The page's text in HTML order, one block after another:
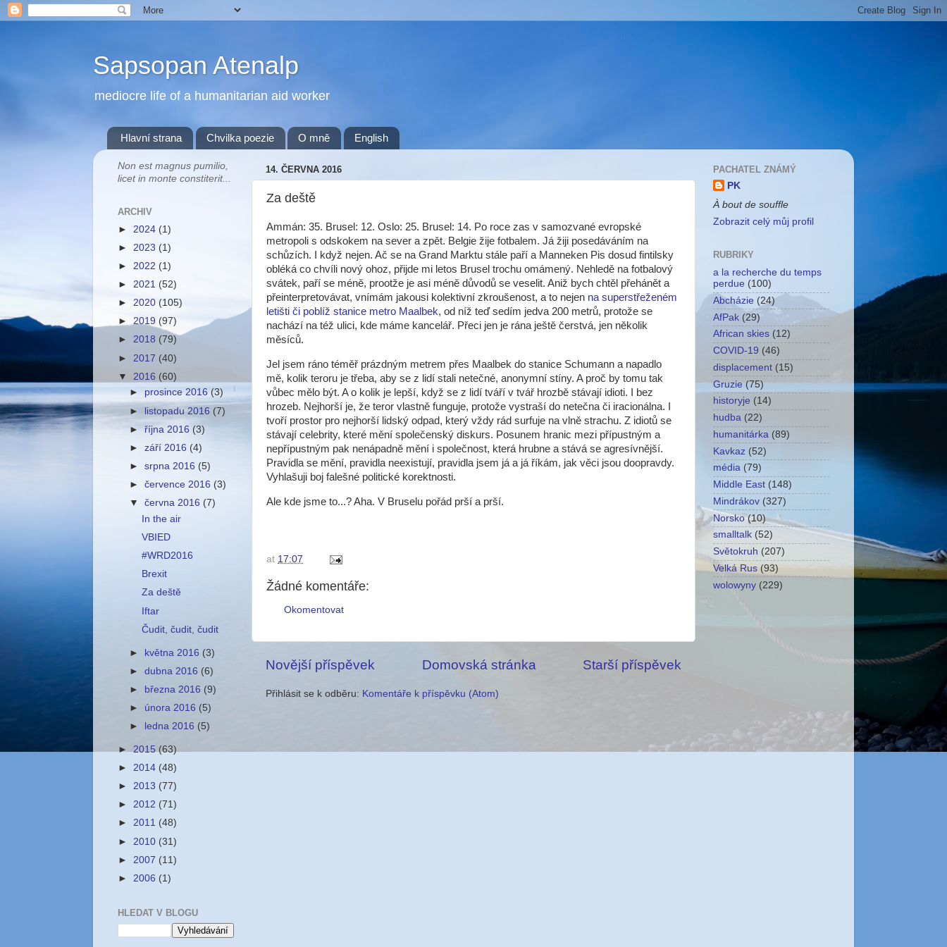
Sapsopan Atenalp
mediocre life of a humanitarian aid worker
Hlavní strana Chvilka poezie O mně English
14. ČERVNA 2016
Za deště
Ammán: 35. Brusel: 12. Oslo: 25. Brusel: 14. Po roce zas v samozvané evropské
metropoli s odskokem na sever a zpět. Belgie žije fotbalem. Já žiji posedáváním na
schůzích. I když nejen. Ač se na Grand Marktu stále paří a Manneken Pis dosud fintilsky
obléká co chvíli nový ohoz, přijde mi letos Brusel trochu omámený. Nehledě na fotbalový
svátek, paří se méně, prootže je asi méně důvodů se veselit. Aniž bych chtěl přehánět a
přeinterpretovávat, vnímám jakousi kolektivní zkroušenost, a to nejen na superstřeženém
letišti či poblíž stanice metro Maalbek, od níž teď sedím jedva 200 metrů, protože se
nachází na též ulici, kde máme kancelář. Přeci jen je rána ještě čerstvá, jen několik
měsíců.
Jel jsem ráno téměř prázdným metrem přes Maalbek do stanice Schumann a napadlo
mě, kolik teroru je třeba, aby se z lidí stali netečné, anonymní stíny. A proč by tomu tak
vůbec mělo být. A o kolik je lepší, když se z lidí tváří v tvář hrozbě stávají idioti. I bez
hrozeb. Nejhorší je, že teror vlastně funguje, protože vystraší do netečna či iracionálna. I
tvoří prostor pro nejhorší lidský odpad, který vždy rád surfuje na vlně strachu. Z idiotů se
stávají celebrity, které mění společenský diskurs. Posunem hranic mezi přípustným a
nepřípustným pak nenápadně mění i společnost, která hrubne a stává se agresívnější.
Pravidla se mění, pravidla neexistují, pravidla jsem já a já říkám, jak věci jsou doopravdy.
Vyhlašuji boj falešné politické korektnosti.
Ale kde jsme to...? Aha. V Bruselu pořád prší a prší.
at 17:07
Žádné komentáře:
Okomentovat
Novější příspěvek Starší příspěvek
Domovská stránka
Přihlásit se k odběru: Komentáře k příspěvku (Atom)
Non est magnus pumilio,
licet in monte constiterit...
ARCHIV
► 2024 (1)
► 2023 (1)
► 2022 (1)
► 2021 (52)
► 2020 (105)
► 2019 (97)
► 2018 (79)
► 2017 (40)
▼ 2016 (60)
► prosince 2016(3)
► listopadu 2016 (7)
►října 2016 (3)
►září 2016 (4)
►srpna 2016 (5)
►července 2016 (3)
▼června 2016 (7)
In the air
VBIED
#WRD2016
Brexit
Za deště
Iftar
Čudit, čudit, čudit
► května 2016 (3)
►dubna 2016 (6)
►
března 2016 (9)
► února 2016 (5)
►
ledna 2016 (5)
► 2015 (63)
► 2014 (48)
► 2013 (77)
► 2012 (71)
► 2011 (48)
► 2010 (31)
► 2007 (11)
► 2006 (1)
HLEDAT V BLOGU
PACHATEL ZNÁMÝ
PK
À bout de souffle
Zobrazit celý můj profil
RUBRIKY
a la recherche du temps
perdue (100)
Abcházie (24)
AfPak (29)
African skies (12)
COVID-19 (46)
displacement (15)
Gruzie (75)
historyje (14)
hudba (22)
humanitárka (89)
Kavkaz (52)
média (79)
Middle East (148)
Mindrákov (327)
Norsko (10)
smalltalk (52)
Světokruh (207)
Velká Rus (93)
wolowyny (229)